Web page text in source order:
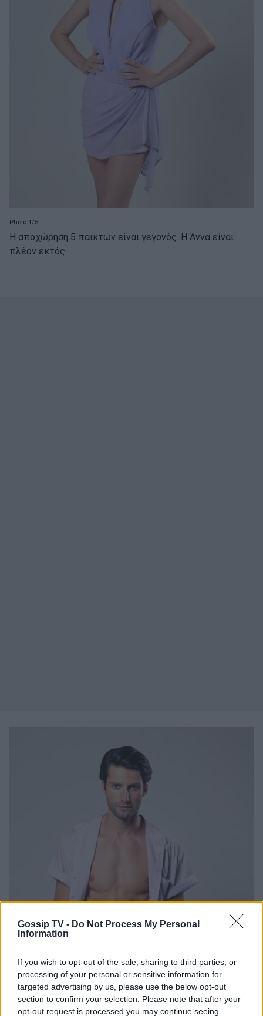
Gossip TV - Do Not Process My Personal
Information
If you wish to opt-out of the sale, sharing to third parties, or
processing of your personal or sensitive information for
targeted advertising by us, please use the below opt-out
section to confirm your selection. Please note that after your
opt-out request is processed you may continue seeing
Photo 1/5
Η αποχώρηση 5 παικτών είναι γεγονός. Η Άννα είναι
πλέον εκτός.